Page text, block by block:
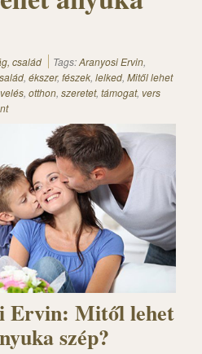
család Tags:Aranyosi Ervin,
, ékszer, fészek, lelked, Mitől lehet
, otthon, szeretet, támogat, vers
Ervin: Mitől lehet
szép?